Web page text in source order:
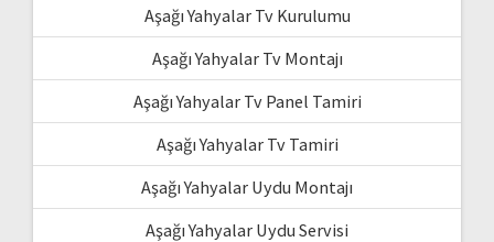
Aşağı Yahyalar Tv Kurulumu
Aşağı Yahyalar Tv Montajı
Aşağı Yahyalar Tv Panel Tamiri
Aşağı Yahyalar Tv Tamiri
Aşağı Yahyalar Uydu Montajı
Aşağı Yahyalar Uydu Servisi